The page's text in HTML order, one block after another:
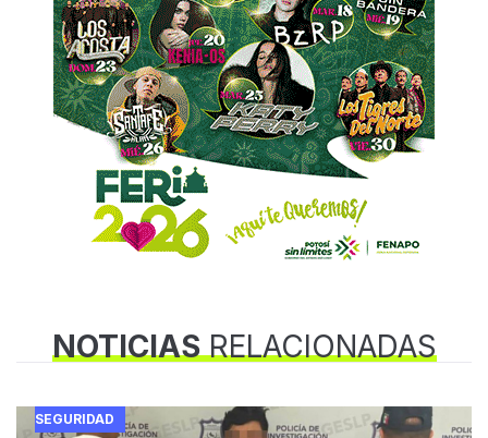
NOTICIASRELACIONADAS
SEGURIDAD